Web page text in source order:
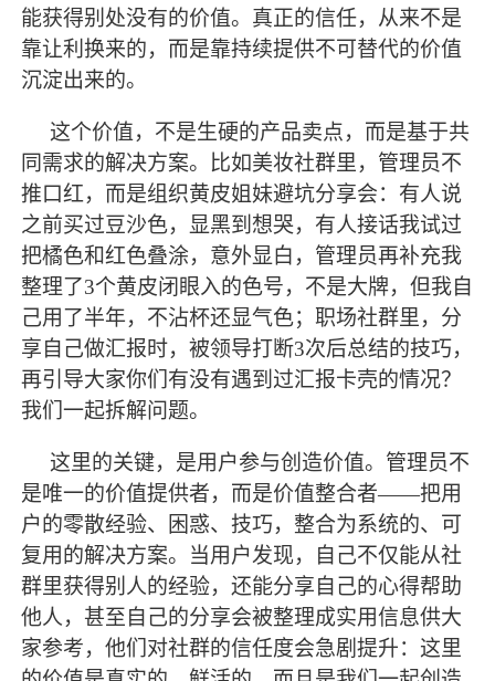
能获得别处没有的价值。真正的信任，从来不是
靠让利换来的，而是靠持续提供不可替代的价值
沉淀出来的。
这个价值，不是生硬的产品卖点，而是基于共
同需求的解决方案。比如美妆社群里，管理员不
推口红，而是组织黄皮姐妹避坑分享会：有人说
之前买过豆沙色，显黑到想哭，有人接话我试过
把橘色和红色叠涂，意外显白，管理员再补充我
整理了3个黄皮闭眼入的色号，不是大牌，但我自
己用了半年，不沾杯还显气色；职场社群里，分
享自己做汇报时，被领导打断3次后总结的技巧，
再引导大家你们有没有遇到过汇报卡壳的情况？
我们一起拆解问题。
这里的关键，是用户参与创造价值。管理员不
是唯一的价值提供者，而是价值整合者——把用
户的零散经验、困惑、技巧，整合为系统的、可
复用的解决方案。当用户发现，自己不仅能从社
群里获得别人的经验，还能分享自己的心得帮助
他人，甚至自己的分享会被整理成实用信息供大
家参考，他们对社群的信任度会急剧提升：这里